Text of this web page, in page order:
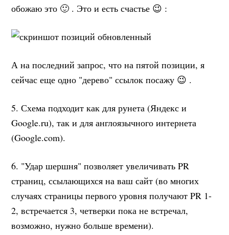
обожаю это 🙂 . Это и есть счастье 😉 :
А на последний запрос, что на пятой позиции, я
сейчас еще одно "дерево" ссылок посажу 😉 .
5. Схема подходит как для рунета (Яндекс и
Google.ru), так и для англоязычного интернета
(Google.com).
6. "Удар шершня" позволяет увеличивать PR
страниц, ссылающихся на ваш сайт (во многих
случаях страницы первого уровня получают PR 1-
2, встречается 3, четверки пока не встречал,
возможно, нужно больше времени).